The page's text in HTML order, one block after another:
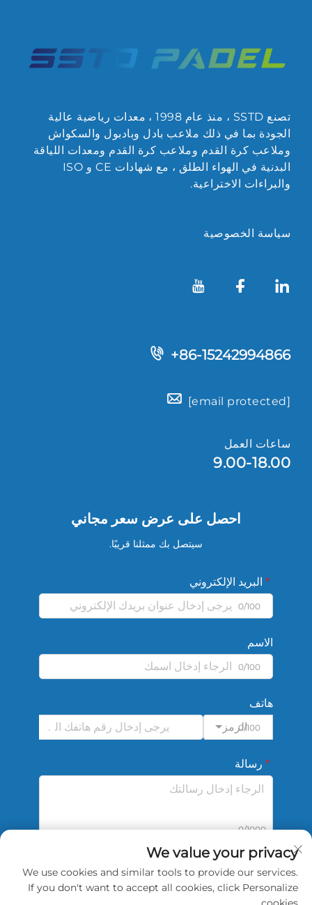
تصنع SSTD ، منذ عام 1998 ، معدات رياضية عالية
الجودة بما في ذلك ملاعب بادل وبادبول والسكواش
وملاعب كرة القدم وملاعب كرة القدم ومعدات اللياقة
البدنية في الهواء الطلق ، مع شهادات CE و ISO
والبراءات الاختراعية.
سياسة الخصوصية
+86-15242994866
[email protected]
ساعات العمل
9.00-18.00
احصل على عرض سعر مجاني
سيتصل بك ممثلنا قريبًا.
البريد الإلكتروني
0/100
الاسم
0/100
هاتف
الرمز0/100
رسالة
0/1000
أرسل
We value your privacy
We use cookies and similar tools to provide our services.
If you don't want to accept all cookies, click Personalize